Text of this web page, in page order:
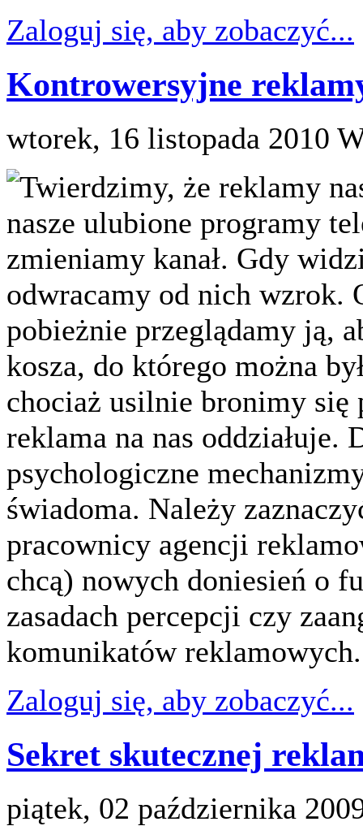
Zaloguj się, aby zobaczyć...
Kontrowersyjne
wtorek, 16 listopada 2010
Twierdzimy, że reklamy
nasze ulubione programy
zmieniamy kanał. Gdy
odwracamy od nich wzrok.
pobieżnie przeglądamy ją,
kosza, do którego można
chociaż usilnie bronimy się
reklama na nas oddziałuje.
psychologiczne
świadoma. Należy
pracownicy agencji
chcą) nowych doniesień o
zasadach percepcji czy
komunikatów reklamowych.
Zaloguj się, aby zobaczyć...
Sekret skutecznej
piątek, 02 października